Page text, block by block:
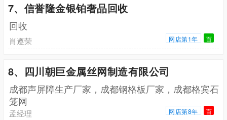
7、信誉隆金银铂奢品回收
回收
肖遵荣 网店第1年 百
8、四川朝巨金属丝网制造有限公司
成都声屏障生产厂家，成都钢格板厂家，成都格宾石
笼网
孟经理 网店第8年 百